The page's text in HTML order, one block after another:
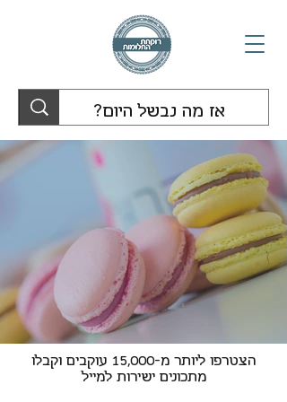
הצטרפו ליותר מ-15,000 עוקבים וקבלו
מתכונים ישירות למייל